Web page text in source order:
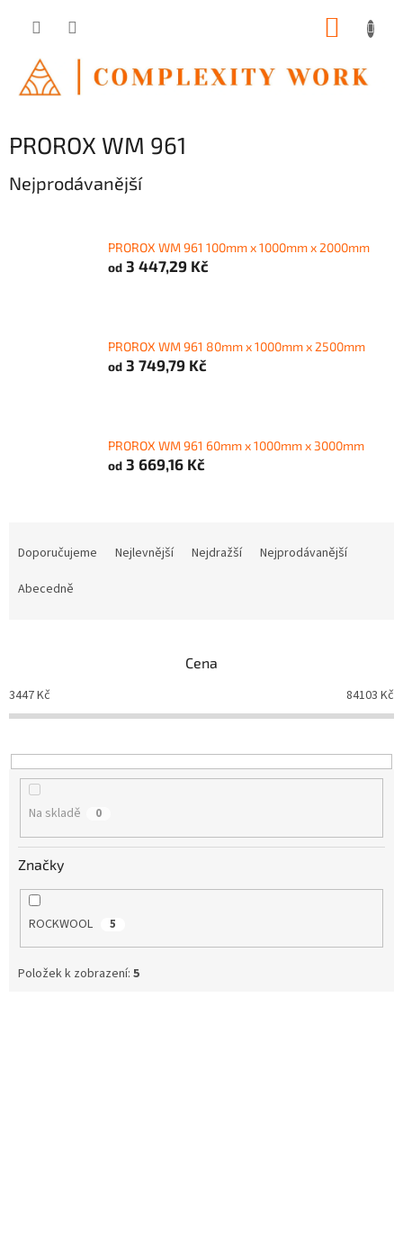
PROROX WM 961
Nejprodávanější
PROROX WM 961 100mm x 1000mm x 2000mm
od 3 447,29 Kč
PROROX WM 961 80mm x 1000mm x 2500mm
od 3 749,79 Kč
PROROX WM 961 60mm x 1000mm x 3000mm
od 3 669,16 Kč
o
d
k
t
Doporučujeme Nejlevnější Nejdražší
Nejprodávanější
Abecedně
Cena
3447Kč 84103 Kč
Na skladě 0
Značky
ROCKWOOL 5
Položek k zobrazení: 5